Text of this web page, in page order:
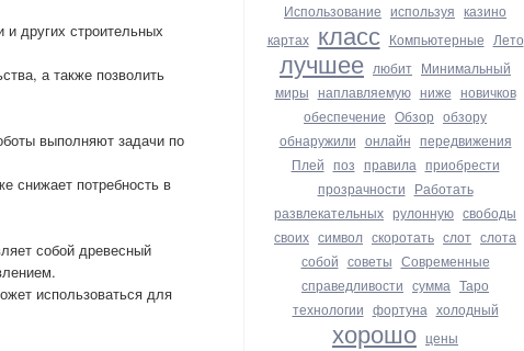
Использование используя казино
картах класс Компьютерные Лето
лучшее любит Минимальный
миры наплавляемую ниже новичков
обеспечение Обзор обзору
обнаружили онлайн передвижения
Плей поз правила приобрести
прозрачности Работать
развлекательных рулонную свободы
своих символ скоротать слот слота
собой советы Современные
справедливости сумма Таро
технологии фортуна холодный
хорошо цены
других строительных
а также позволить
выполняют задачи по
снижает потребность в
собой древесный
использоваться для